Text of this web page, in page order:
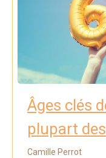
Âges clés
plupart
Camille Perrot